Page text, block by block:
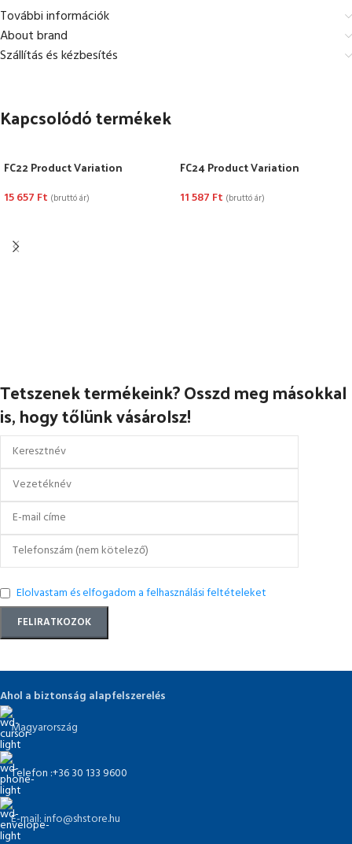
További információk
About brand
Szállítás és kézbesítés
Kapcsolódó termékek
FC22 Product Variation
15 657 Ft (bruttó ár)
FC24 Product Variation
11 587 Ft (bruttó ár)
Tetszenek termékeink? Osszd meg másokkal
is, hogy tőlünk vásárolsz!
Elolvastam és elfogadom a felhasználási feltételeket
Ahol a biztonság alapfelszerelés
Magyarország
Telefon :+36 30 133 9600
E-mail: info@shstore.hu